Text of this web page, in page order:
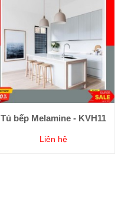
Tủ bếp Melamine - KVH11
Liên hệ